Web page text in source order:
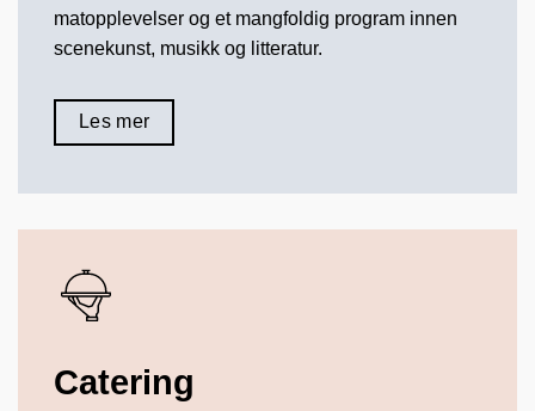
matopplevelser og et mangfoldig program innen
scenekunst, musikk og litteratur.
Les mer
Catering